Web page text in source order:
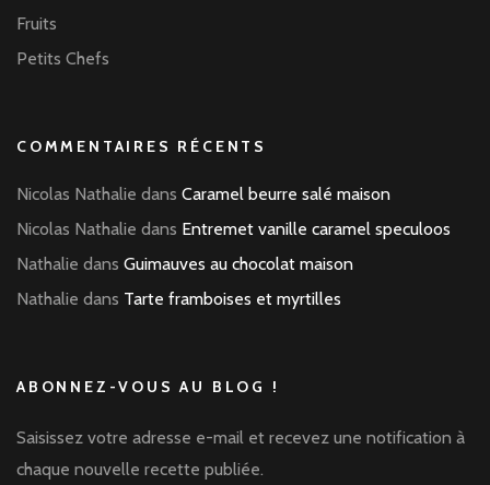
Fruits
Petits Chefs
COMMENTAIRES RÉCENTS
Nicolas Nathalie dans Caramel beurre salé maison
Nicolas Nathalie dans Entremet vanille caramel speculoos
Nathalie dans Guimauves au chocolat maison
Nathalie dans Tarte framboises et myrtilles
ABONNEZ-VOUS AU BLOG !
Saisissez votre adresse e-mail et recevez une notification à
chaque nouvelle recette publiée.